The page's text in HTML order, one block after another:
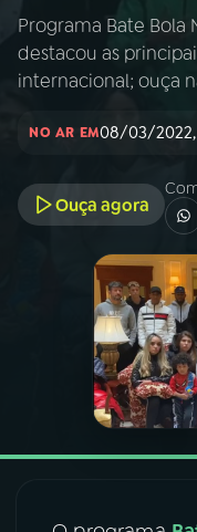
01INÍCIO
02A RÁDIO
03
PROGRAMAS
PODCASTS
VIDEOCASTS
Programa Bate Bola
destacou as
internacional; ouça
NO AR EM08/03/2022,
Ouça agora